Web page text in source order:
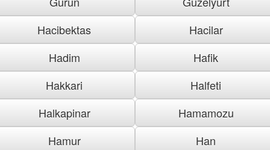
Hacibektas
Hacilar
Hadim
Hafik
Hakkari
Halfeti
Halkapinar
Hamamozu
Hamur
Han